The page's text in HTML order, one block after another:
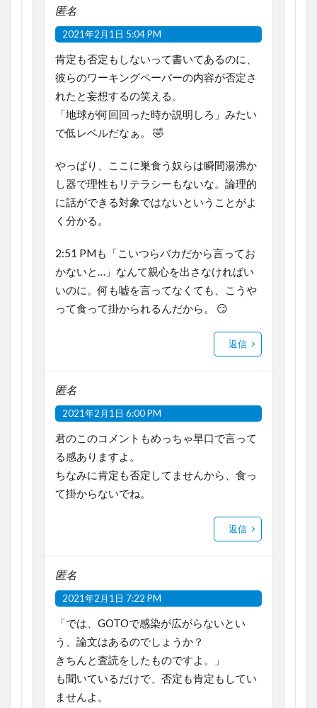
匿名
2021年2月1日 5:04 PM
肯定も否定もしないって書いてあるのに、
彼らのワーキングペーパーの内容が否定さ
れたと妄想するの笑える。
「地球が何回回った時か説明しろ」みたい
で低レベルだなぁ。 🤣
やっぱり、ここに巣食う奴らは瞬間湯沸か
し器で理性もリテラシーもないな。論理的
に話ができる対象ではないということがよ
く分かる。
2:51 PMも「こいつらバカだから言ってお
かないと…」なんて親心を出さなければい
いのに。何も嘘を言ってなくても、こうや
って食って掛かられるんだから。 😏
返信
匿名
2021年2月1日 6:00 PM
君のこのコメントもめっちゃ早口で言って
る感ありますよ。
ちなみに肯定も否定してませんから、食っ
て掛からないでね。
返信
匿名
2021年2月1日 7:22 PM
「では、GOTOで感染が広がらないとい
う、論文はあるのでしょうか？
きちんと査読をしたものですよ。」
も聞いているだけで、否定も肯定もしてい
ませんよ。